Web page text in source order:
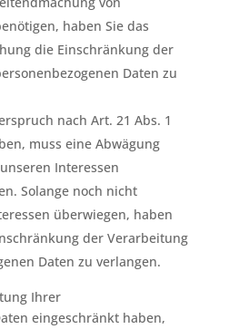
haben Sie das
die Einschränkung der
Daten zu
nach Art. 21 Abs. 1
muss eine Abwägung
Interessen
Solange noch nicht
überwiegen, haben
der Verarbeitung
Daten zu verlangen.
Ihrer
eingeschränkt haben,